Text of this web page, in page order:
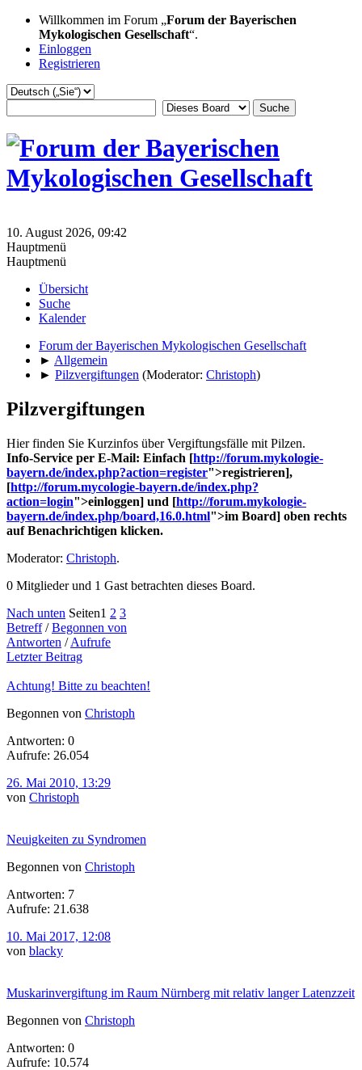
Willkommen im Forum „Forum der Bayerischen
Mykologischen Gesellschaft“.
Einloggen
Registrieren
10. August 2026, 09:42
Hauptmenü
Hauptmenü
Übersicht
Suche
Kalender
Forum der Bayerischen Mykologischen Gesellschaft
► Allgemein
► Pilzvergiftungen (Moderator: Christoph)
Pilzvergiftungen
Hier finden Sie Kurzinfos über Vergiftungsfälle mit Pilzen.
Info-Service per E-Mail: Einfach [http://forum.mykologie-
bayern.de/index.php?action=register">registrieren],
[http://forum.mycologie-bayern.de/index.php?
action=login">einloggen] und [http://forum.mykologie-
bayern.de/index.php/board,16.0.html">im Board] oben rechts
auf Benachrichtigen klicken.
Moderator: Christoph.
0 Mitglieder und 1 Gast betrachten dieses Board.
Nach unten Seiten1 2 3
Betreff/Begonnen von
Antworten /Aufrufe
Letzter Beitrag
Achtung! Bitte zu beachten!
Begonnen von Christoph
Antworten: 0
Aufrufe: 26.054
26. Mai 2010, 13:29
von Christoph
Neuigkeiten zu Syndromen
Begonnen von Christoph
Antworten: 7
Aufrufe: 21.638
10. Mai 2017, 12:08
von blacky
Muskarinvergiftung im Raum Nürnberg mit relativ langer Latenzzeit
Begonnen von Christoph
Antworten: 0
Aufrufe: 10.574